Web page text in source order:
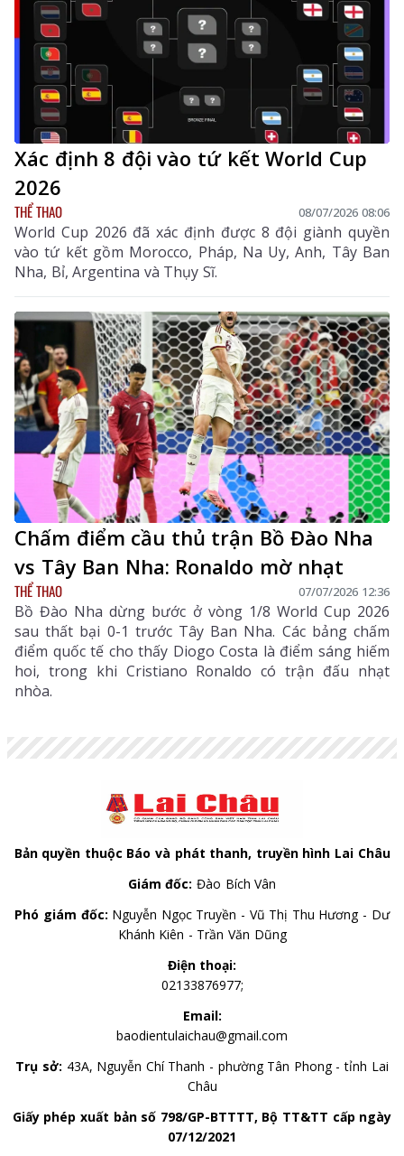
Xác định 8 đội vào tứ kết World Cup
2026
THỂ THAO 08/07/2026 08:06
World Cup 2026 đã xác định được 8 đội giành quyền
vào tứ kết gồm Morocco, Pháp, Na Uy, Anh, Tây Ban
Nha, Bỉ, Argentina và Thụy Sĩ.
Chấm điểm cầu thủ trận Bồ Đào Nha
vs Tây Ban Nha: Ronaldo mờ nhạt
THỂ THAO 07/07/2026 12:36
Bồ Đào Nha dừng bước ở vòng 1/8 World Cup 2026
sau thất bại 0-1 trước Tây Ban Nha. Các bảng chấm
điểm quốc tế cho thấy Diogo Costa là điểm sáng hiếm
hoi, trong khi Cristiano Ronaldo có trận đấu nhạt
nhòa.
Bản quyền thuộc Báo và phát thanh, truyền hình Lai Châu
Giám đốc: Đào Bích Vân
Phó giám đốc: Nguyễn Ngọc Truyền - Vũ Thị Thu Hương - Dư
Khánh Kiên - Trần Văn Dũng
Điện thoại:
02133876977;
Email:
baodientulaichau@gmail.com
Trụ sở: 43A, Nguyễn Chí Thanh - phường Tân Phong - tỉnh Lai
Châu
Giấy phép xuất bản số 798/GP-BTTTT, Bộ TT&TT cấp ngày
07/12/2021